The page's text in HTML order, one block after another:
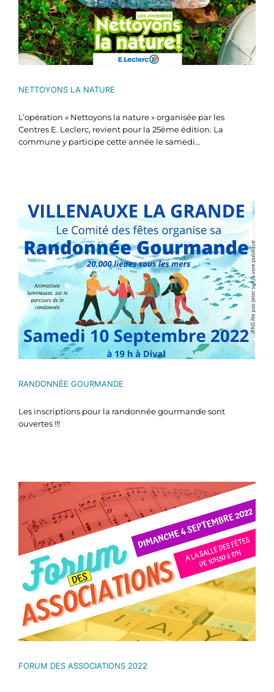
NETTOYONS LA NATURE
L’opération « Nettoyons la nature » organisée par les
Centres E. Leclerc, revient pour la 25ème édition. La
commune y participe cette année le samedi…
RANDONNÉE GOURMANDE
Les inscriptions pour la randonnée gourmande sont
ouvertes !!!
FORUM DES ASSOCIATIONS 2022